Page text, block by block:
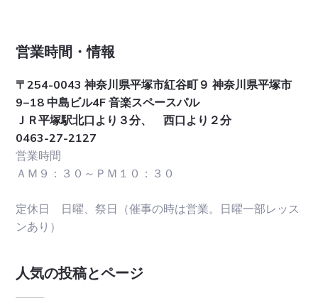
営業時間・情報
〒254-0043 神奈川県平塚市紅谷町９ 神奈川県平塚市
9−18 中島ビル4F 音楽スペースパル
ＪＲ平塚駅北口より３分、 西口より２分
0463-27-2127
営業時間
ＡＭ９：３０～ＰＭ１０：３０
定休日 日曜、祭日（催事の時は営業。日曜一部レッス
ンあり）
人気の投稿とページ